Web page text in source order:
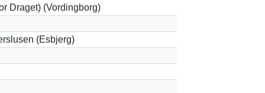
Draget) (Vordingborg)
(Esbjerg)